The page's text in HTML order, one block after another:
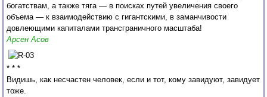
богатствам, а также тяга — в поисках путей увеличения своего
объема — к взаимодействию с гигантскими, в заманчивости
довлеющими капиталами трансграничного масштаба!
Арсен Асов
* * *
Видишь, как несчастен человек, если и тот, кому завидуют, завидует
тоже.